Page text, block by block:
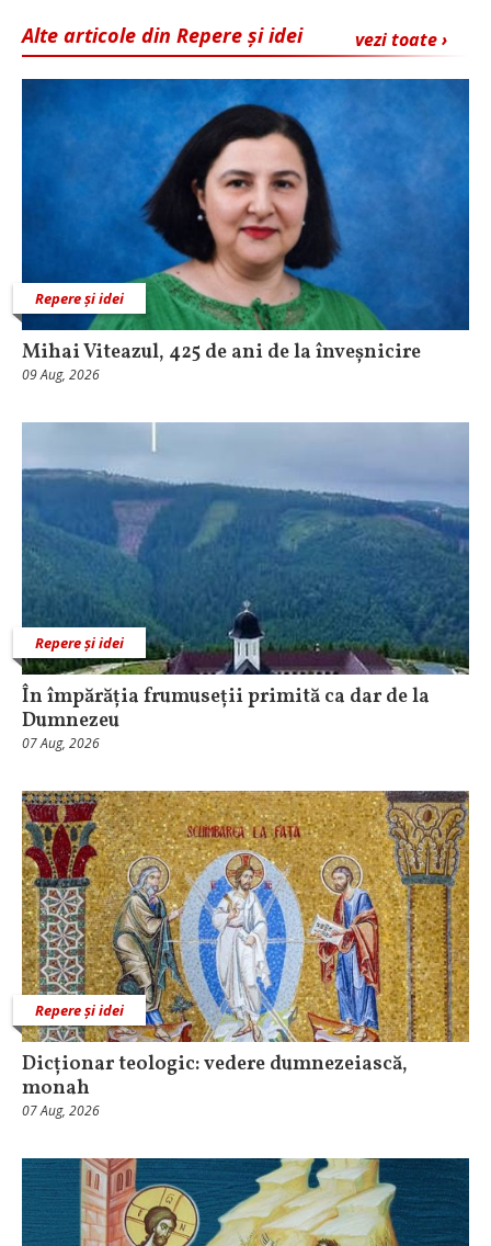
vezi toate ›
Alte articole din Repere și idei
Repere și idei
Mihai Viteazul, 425 de ani de la înveșnicire
09 Aug, 2026
Repere și idei
În împărăția frumuseții primită ca dar de la
Dumnezeu
07 Aug, 2026
Repere și idei
Dicționar teologic: vedere dumnezeiască,
monah
07 Aug, 2026